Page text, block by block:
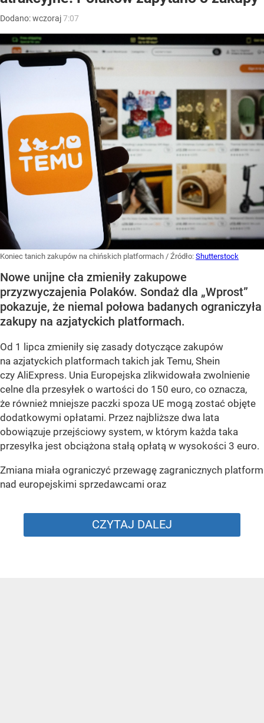
Dodano:wczoraj7:07
Koniec tanich zakupów na chińskich platformach / Źródło: Shutterstock
Nowe unijne cła zmieniły zakupowe
przyzwyczajenia Polaków. Sondaż dla „Wprost”
pokazuje, że niemal połowa badanych ograniczyła
zakupy na azjatyckich platformach.
Od 1 lipca zmieniły się zasady dotyczące zakupów
na azjatyckich platformach takich jak Temu, Shein
czy AliExpress. Unia Europejska zlikwidowała zwolnienie
celne dla przesyłek o wartości do 150 euro, co oznacza,
że również mniejsze paczki spoza UE mogą zostać objęte
dodatkowymi opłatami. Przez najbliższe dwa lata
obowiązuje przejściowy system, w którym każda taka
przesyłka jest obciążona stałą opłatą w wysokości 3 euro.
Zmiana miała ograniczyć przewagę zagranicznych platform
nad europejskimi sprzedawcami oraz
CZYTAJ DALEJ